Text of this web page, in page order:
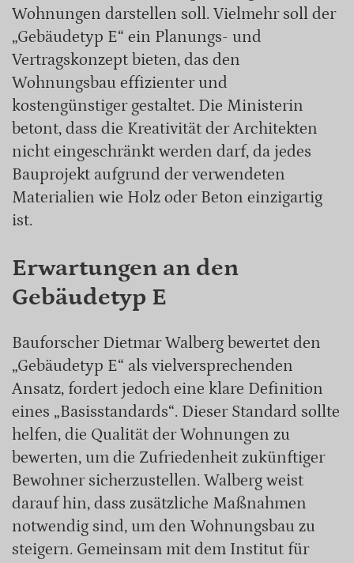
Wohnungen darstellen soll. Vielmehr soll der
„Gebäudetyp E“ ein Planungs- und
Vertragskonzept bieten, das den
Wohnungsbau effizienter und
kostengünstiger gestaltet. Die Ministerin
betont, dass die Kreativität der Architekten
nicht eingeschränkt werden darf, da jedes
Bauprojekt aufgrund der verwendeten
Materialien wie Holz oder Beton einzigartig
ist.
Erwartungen an den
Gebäudetyp E
Bauforscher Dietmar Walberg bewertet den
„Gebäudetyp E“ als vielversprechenden
Ansatz, fordert jedoch eine klare Definition
eines „Basisstandards“. Dieser Standard sollte
helfen, die Qualität der Wohnungen zu
bewerten, um die Zufriedenheit zukünftiger
Bewohner sicherzustellen. Walberg weist
darauf hin, dass zusätzliche Maßnahmen
notwendig sind, um den Wohnungsbau zu
steigern. Gemeinsam mit dem Institut für